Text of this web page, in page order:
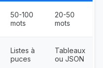
50-100
mots
20-50
mots
Listes à
puces
Tableaux
ou JSON